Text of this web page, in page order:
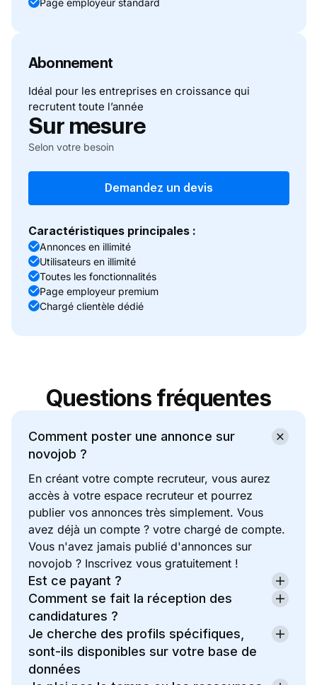
Abonnement
Idéal pour les entreprises en croissance qui
recrutent toute l’année
Sur mesure
Selon votre besoin
Demandez un devis
Caractéristiques principales :
Annonces en illimité
Utilisateurs en illimité
Toutes les fonctionnalités
Page employeur premium
Chargé clientèle dédié
Questions fréquentes
Comment poster une annonce sur
novojob ?
En créant votre compte recruteur, vous aurez
accès à votre espace recruteur et pourrez
publier vos annonces très simplement. Vous
avez déjà un compte ? votre chargé de compte.
Vous n'avez jamais publié d'annonces sur
novojob ? Inscrivez vous gratuitement !
Est ce payant ?
Comment se fait la réception des
candidatures ?
Je cherche des profils spécifiques,
sont-ils disponibles sur votre base de
données